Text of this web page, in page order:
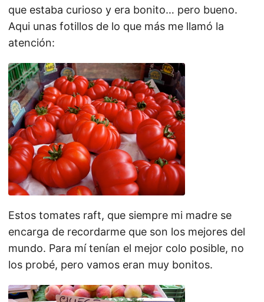
que estaba curioso y era bonito… pero bueno.
Aqui unas fotillos de lo que más me llamó la
atención:
Estos tomates raft, que siempre mi madre se
encarga de recordarme que son los mejores del
mundo. Para mí tenían el mejor colo posible, no
los probé, pero vamos eran muy bonitos.